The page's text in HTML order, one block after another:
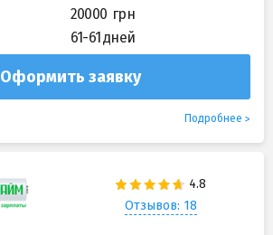
20000
61-61 дней
Оформить заявку
Подробнее
Отзывов: 18